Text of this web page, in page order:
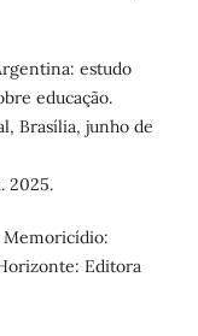
estudo
educação.
Brasília, junho de
2025.
Memoricídio:
Editora